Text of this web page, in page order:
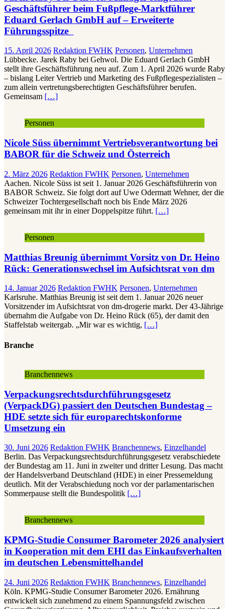
Geschäftsführer beim Fußpflege-Marktführer
Eduard Gerlach GmbH auf – Erweiterte
Führungsspitze
15. April 2026 Redaktion FWHK Personen, Unternehmen
Lübbecke. Jarek Raby bei Gehwol. Die Eduard Gerlach GmbH
stellt ihre Geschäftsführung neu auf. Zum 1. April 2026 wurde Raby
– bislang Leiter Vertrieb und Marketing des Fußpflegespezialisten –
zum allein vertretungsberechtigten Geschäftsführer berufen.
Gemeinsam […]
Personen
Nicole Süss übernimmt Vertriebsverantwortung bei
BABOR für die Schweiz und Österreich
2. März 2026 Redaktion FWHK Personen, Unternehmen
Aachen. Nicole Süss ist seit 1. Januar 2026 Geschäftsführerin von
BABOR Schweiz. Sie folgt dort auf Uwe Odermatt Wehner, der die
Schweizer Tochtergesellschaft noch bis Ende März 2026
gemeinsam mit ihr in einer Doppelspitze führt. […]
Personen
Matthias Breunig übernimmt Vorsitz von Dr. Heino
Rück: Generationswechsel im Aufsichtsrat von dm
14. Januar 2026 Redaktion FWHK Personen, Unternehmen
Karlsruhe. Matthias Breunig ist seit dem 1. Januar 2026 neuer
Vorsitzender im Aufsichtsrat von dm-drogerie markt. Der 43-Jährige
übernahm die Aufgabe von Dr. Heino Rück (65), der damit den
Staffelstab weitergab. „Mir war es wichtig, […]
Branche
Branchennews
Verpackungsrechtsdurchführungsgesetz
(VerpackDG) passiert den Deutschen Bundestag –
HDE setzte sich für europarechtskonforme
Umsetzung ein
30. Juni 2026 Redaktion FWHK Branchennews, Einzelhandel
Berlin. Das Verpackungsrechtsdurchführungsgesetz verabschiedete
der Bundestag am 11. Juni in zweiter und dritter Lesung. Das macht
der Handelsverband Deutschland (HDE) in einer Pressemeldung
deutlich. Mit der Verabschiedung noch vor der parlamentarischen
Sommerpause stellt die Bundespolitik […]
Branchennews
KPMG-Studie Consumer Barometer 2026 analysiert
in Kooperation mit dem EHI das Einkaufsverhalten
im deutschen Lebensmittelhandel
24. Juni 2026 Redaktion FWHK Branchennews, Einzelhandel
Köln. KPMG-Studie Consumer Barometer 2026. Ernährung
entwickelt sich zunehmend zu einem Spannungsfeld zwischen